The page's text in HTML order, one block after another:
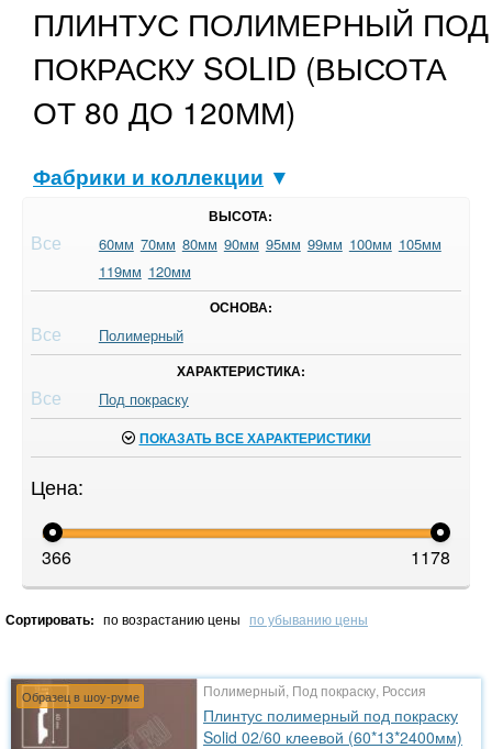
ПЛИНТУС ПОЛИМЕРНЫЙ ПОД
ПОКРАСКУ SOLID (ВЫСОТА
ОТ 80 ДО 120ММ)
Фабрики и коллекции ▼
ВЫСОТА:
Все 60мм 70мм 80мм 90мм 95мм 99мм 100мм 105мм
119мм 120мм
ОСНОВА:
Все Полимерный
ХАРАКТЕРИСТИКА:
Все Под покраску
ПОКАЗАТЬ ВСЕ ХАРАКТЕРИСТИКИ
Цена:
366 1178
Сортировать: по возрастанию цены по убыванию цены
Образец в шоу-руме Полимерный, Под покраску, Россия
Плинтус полимерный под покраску
Solid 02/60 клеевой (60*13*2400мм)